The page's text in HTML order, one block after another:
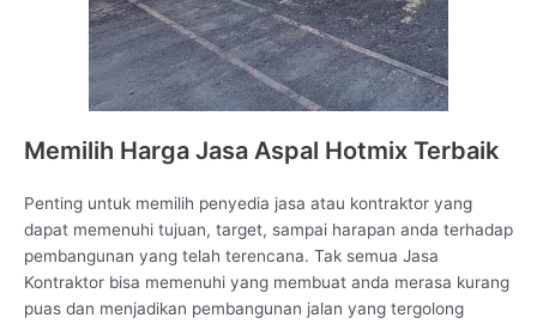
Memilih Harga Jasa Aspal Hotmix Terbaik
Penting untuk memilih penyedia jasa atau kontraktor yang
dapat memenuhi tujuan, target, sampai harapan anda terhadap
pembangunan yang telah terencana. Tak semua Jasa
Kontraktor bisa memenuhi yang membuat anda merasa kurang
puas dan menjadikan pembangunan jalan yang tergolong